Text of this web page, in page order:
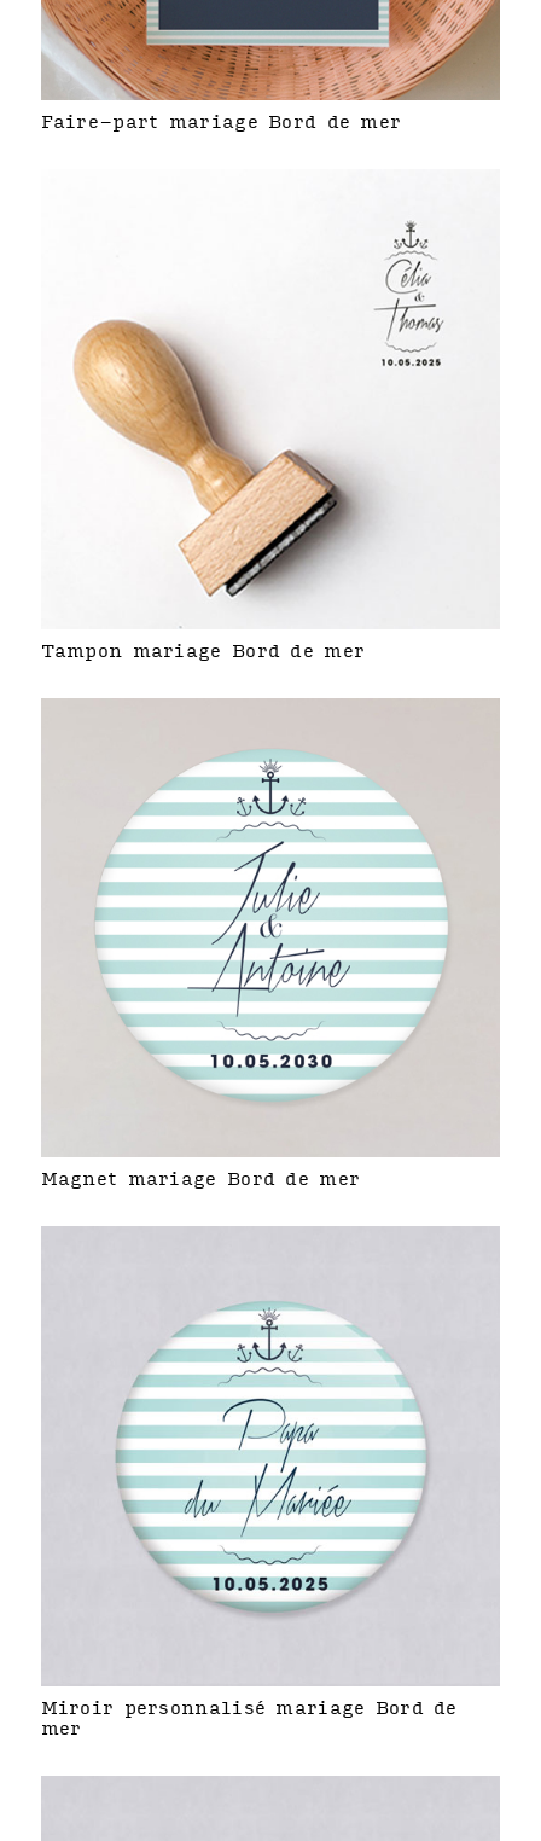
Faire-part mariage Bord de mer
Tampon mariage Bord de mer
Magnet mariage Bord de mer
Miroir personnalisé mariage Bord de
mer